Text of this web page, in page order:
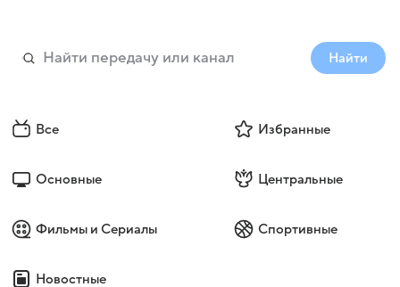
Найти
Все Избранные
Основные Центральные
Фильмы и Сериалы Спортивные
Новостные